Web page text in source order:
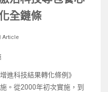
全鏈條
Article
進科技結果轉化條例》
。從2000年初次實施，到